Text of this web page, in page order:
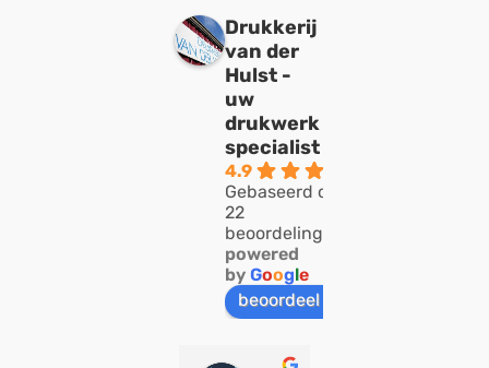
Drukkerij
van der
Hulst -
uw
drukwerk
specialist
4.9
Gebaseerd op
22
beoordelingen
powered
by Google
beoordeel ons op